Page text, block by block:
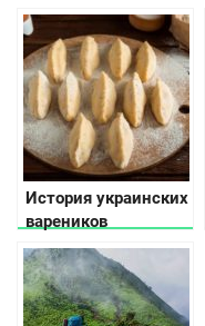
релаксом
История украинских
вареников